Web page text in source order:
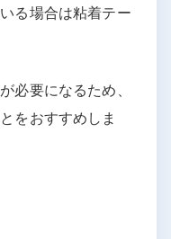
る場合は粘着テー
必要になるため、
をおすすめしま